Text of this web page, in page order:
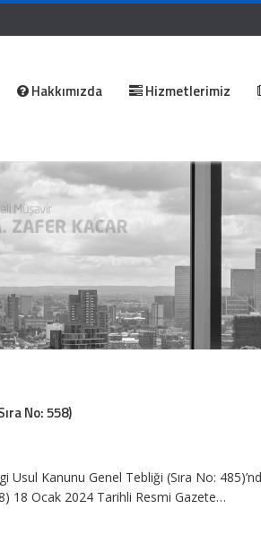
Hakkımızda Hizmetlerimiz
No: 558)
Usul Kanunu Genel Tebliği (Sıra No:
18 Ocak 2024 Tarihli Resmi Gazete…